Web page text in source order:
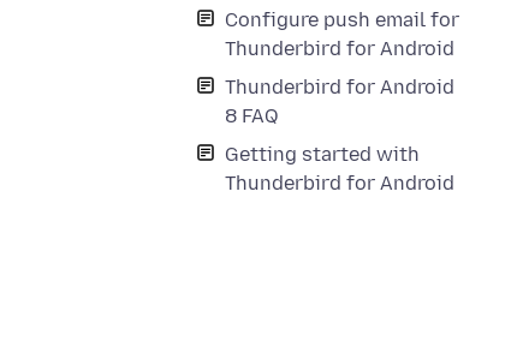
Configure push email for
Thunderbird for Android
Thunderbird for Android
8 FAQ
Getting started with
Thunderbird for Android